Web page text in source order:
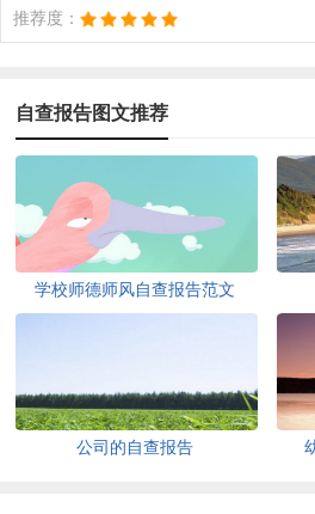
推荐度：
自查报告图文推荐
学校师德师风自查报告范文
公司的自查报告